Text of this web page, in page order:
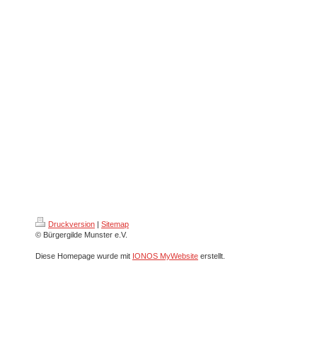
Druckversion | Sitemap
© Bürgergilde Munster e.V.
Diese Homepage wurde mit IONOS MyWebsite erstellt.